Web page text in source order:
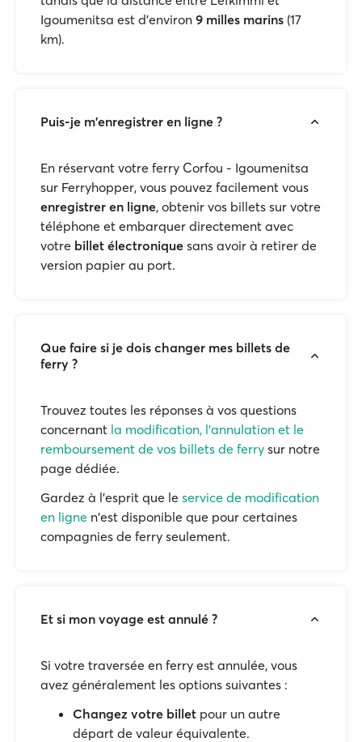
Igoumenitsa est d'environ 9 milles marins (17
km).
Puis-je m'enregistrer en ligne ?
En réservant votre ferry Corfou - Igoumenitsa
sur Ferryhopper, vous pouvez facilement vous
enregistrer en ligne, obtenir vos billets sur votre
téléphone et embarquer directement avec
votre billet électronique sans avoir à retirer de
version papier au port.
Que faire si je dois changer mes billets de
ferry ?
Trouvez toutes les réponses à vos questions
concernant la modification, l'annulation et le
remboursement de vos billets de ferry sur notre
page dédiée.
Gardez à l'esprit que le service de modification
en ligne n'est disponible que pour certaines
compagnies de ferry seulement.
Et si mon voyage est annulé ?
Si votre traversée en ferry est annulée, vous
avez généralement les options suivantes :
Changez votre billet pour un autre
départ de valeur équivalente.